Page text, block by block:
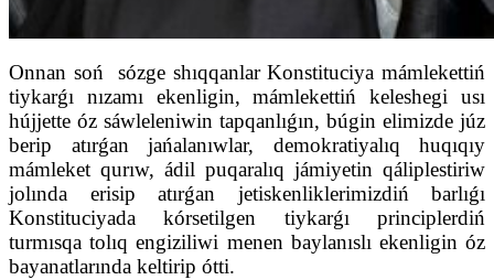
Onnan soń sózge shıqqanlar Konstituciya mámlekettiń
tiykarǵı nızamı ekenligin, mámlekettiń keleshegi usı
hújjette óz sáwleleniwin tapqanlıǵın, búgin elimizde júz
berip atırǵan jańalanıwlar, demokratiyalıq huqıqıy
mámleket qurıw, ádil puqaralıq jámiyetin qáliplestiriw
jolında erisip atırǵan jetiskenliklerimizdiń barlıǵı
Konstituciyada kórsetilgen tiykarǵı principlerdiń
turmısqa tolıq engiziliwi menen baylanıslı ekenligin óz
bayanatlarında keltirip ótti.